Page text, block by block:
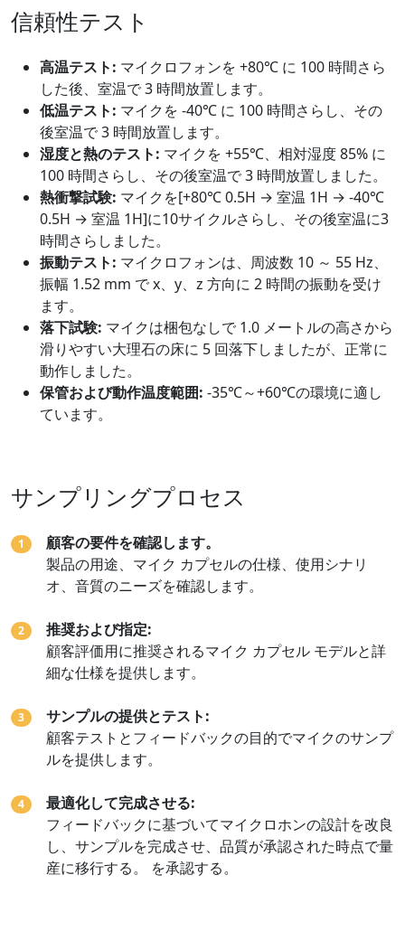
信頼性テスト
高温テスト: マイクロフォンを +80℃ に 100 時間さら
した後、室温で 3 時間放置します。
低温テスト: マイクを -40℃ に 100 時間さらし、その
後室温で 3 時間放置します。
湿度と熱のテスト: マイクを +55℃、相対湿度 85% に
100 時間さらし、その後室温で 3 時間放置しました。
熱衝撃試験: マイクを[+80℃ 0.5H → 室温 1H → -40℃
0.5H → 室温 1H]に10サイクルさらし、その後室温に3
時間さらしました。
振動テスト: マイクロフォンは、周波数 10 ～ 55 Hz、
振幅 1.52 mm で x、y、z 方向に 2 時間の振動を受け
ます。
落下試験: マイクは梱包なしで 1.0 メートルの高さから
滑りやすい大理石の床に 5 回落下しましたが、正常に
動作しました。
保管および動作温度範囲: -35℃～+60℃の環境に適し
ています。
サンプリングプロセス
1
顧客の要件を確認します。
製品の用途、マイク カプセルの仕様、使用シナリ
オ、音質のニーズを確認します。
2
推奨および指定:
顧客評価用に推奨されるマイク カプセル モデルと詳
細な仕様を提供します。
3
サンプルの提供とテスト:
顧客テストとフィードバックの目的でマイクのサンプ
ルを提供します。
4
最適化して完成させる:
フィードバックに基づいてマイクロホンの設計を改良
し、サンプルを完成させ、品質が承認された時点で量
産に移行する。 を承認する。